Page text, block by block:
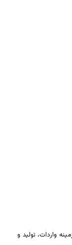
واردات، تولید و